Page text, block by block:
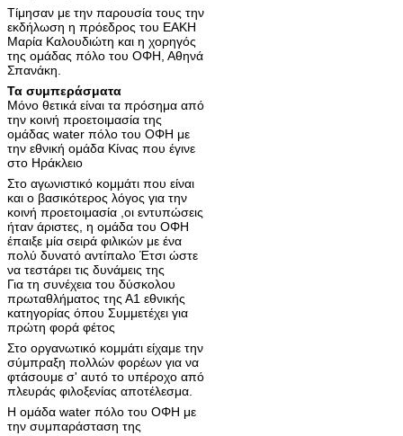
Τίμησαν με την παρουσία τους την
εκδήλωση η πρόεδρος του ΕΑΚΗ
Μαρία Καλουδιώτη και η χορηγός
της ομάδας πόλο του ΟΦΗ, Αθηνά
Σπανάκη.
Τα συμπεράσματα
Μόνο θετικά είναι τα πρόσημα από
την κοινή προετοιμασία της
ομάδας water πόλο του ΟΦΗ με
την εθνική ομάδα Κίνας που έγινε
στο Ηράκλειο
Στο αγωνιστικό κομμάτι που είναι
και ο βασικότερος λόγος για την
κοινή προετοιμασία ,οι εντυπώσεις
ήταν άριστες, η ομάδα του ΟΦΗ
έπαιξε μία σειρά φιλικών με ένα
πολύ δυνατό αντίπαλο Έτσι ώστε
να τεστάρει τις δυνάμεις της
Για τη συνέχεια του δύσκολου
πρωταθλήματος της Α1 εθνικής
κατηγορίας όπου Συμμετέχει για
πρώτη φορά φέτος
Στο οργανωτικό κομμάτι είχαμε την
σύμπραξη πολλών φορέων για να
φτάσουμε σ' αυτό το υπέροχο από
πλευράς φιλοξενίας αποτέλεσμα.
Η ομάδα water πόλο του ΟΦΗ με
την συμπαράσταση της